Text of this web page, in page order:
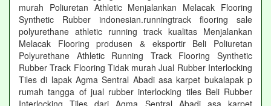
murah Poliuretan Athletic Menjalankan Melacak Flooring
Synthetic Rubber indonesian.runningtrack flooring sale
polyurethane athletic running track kualitas Menjalankan
Melacak Flooring produsen & eksportir Beli Poliuretan
Polyurethane Athletic Running Track Flooring Synthetic
Rubber Track Flooring Tidak murah Jual Rubber Interlocking
Tiles di lapak Agma Sentral Abadi asa karpet bukalapak p
rumah tangga of jual rubber interlocking tiles Beli Rubber